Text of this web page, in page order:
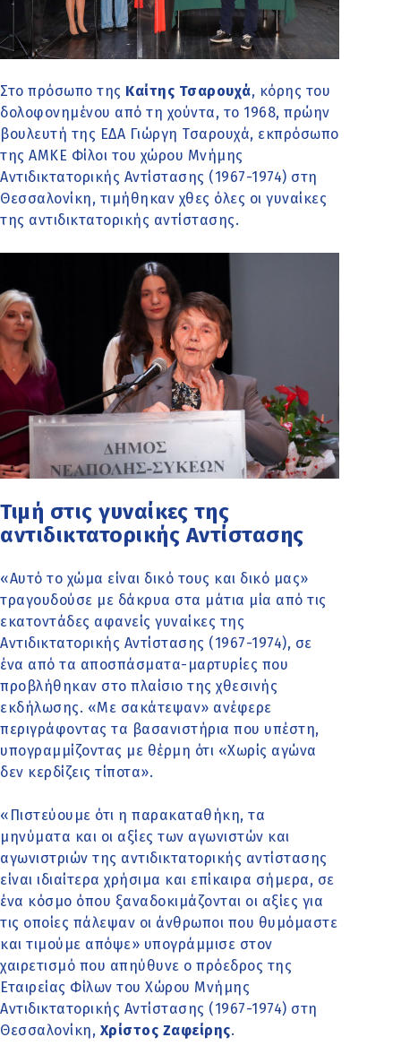
Στο πρόσωπο της Καίτης Τσαρουχά, κόρης του
δολοφονημένου από τη χούντα, το 1968, πρώην
βουλευτή της ΕΔΑ Γιώργη Τσαρουχά, εκπρόσωπο
της ΑΜΚΕ Φίλοι του χώρου Μνήμης
Αντιδικτατορικής Αντίστασης (1967-1974) στη
Θεσσαλονίκη, τιμήθηκαν χθες όλες οι γυναίκες
της αντιδικτατορικής αντίστασης.
Τιμή στις γυναίκες της
αντιδικτατορικής Αντίστασης
«Αυτό το χώμα είναι δικό τους και δικό μας»
τραγουδούσε με δάκρυα στα μάτια μία από τις
εκατοντάδες αφανείς γυναίκες της
Αντιδικτατορικής Αντίστασης (1967-1974), σε
ένα από τα αποσπάσματα-μαρτυρίες που
προβλήθηκαν στο πλαίσιο της χθεσινής
εκδήλωσης. «Με σακάτεψαν» ανέφερε
περιγράφοντας τα βασανιστήρια που υπέστη,
υπογραμμίζοντας με θέρμη ότι «Χωρίς αγώνα
δεν κερδίζεις τίποτα».
«Πιστεύουμε ότι η παρακαταθήκη, τα
μηνύματα και οι αξίες των αγωνιστών και
αγωνιστριών της αντιδικτατορικής αντίστασης
είναι ιδιαίτερα χρήσιμα και επίκαιρα σήμερα, σε
ένα κόσμο όπου ξαναδοκιμάζονται οι αξίες για
τις οποίες πάλεψαν οι άνθρωποι που θυμόμαστε
και τιμούμε απόψε» υπογράμμισε στον
χαιρετισμό που απηύθυνε ο πρόεδρος της
Εταιρείας Φίλων του Χώρου Μνήμης
Αντιδικτατορικής Αντίστασης (1967-1974) στη
Θεσσαλονίκη, Χρίστος Ζαφείρης.